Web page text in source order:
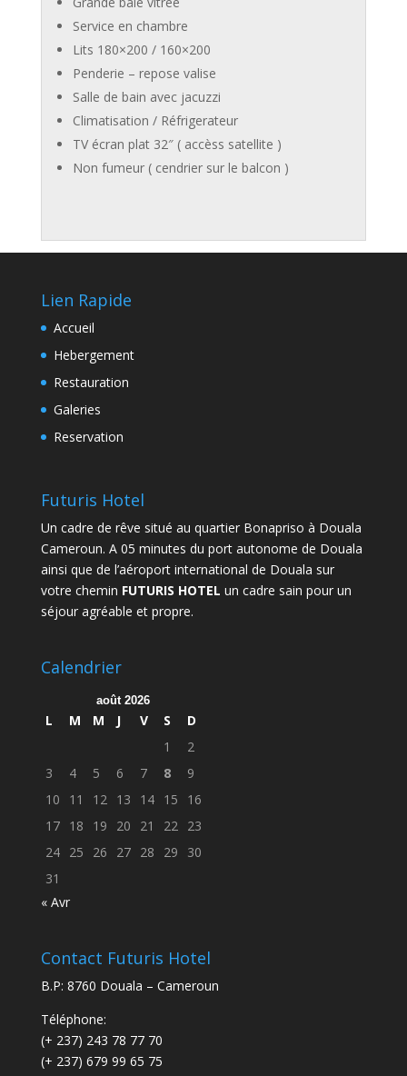
Service en chambre
Lits 180×200 / 160×200
Penderie – repose valise
Salle de bain avec jacuzzi
Climatisation / Réfrigerateur
TV écran plat 32″ ( accèss satellite )
Non fumeur ( cendrier sur le balcon )
Lien Rapide
Accueil
Hebergement
Restauration
Galeries
Reservation
Futuris Hotel
Un cadre de rêve situé au quartier Bonapriso à Douala
Cameroun. A 05 minutes du port autonome de Douala
ainsi que de l’aéroport international de Douala sur
votre chemin FUTURIS HOTEL un cadre sain pour un
séjour agréable et propre.
Calendrier
août 2026
L M M J V S
D
1
2
3
4 5 6 7 8
9
10
11 12 13 14 15
16
17 18 19 20 21 22
23
24 25 26 27 28 29
30
31
« Avr
Contact Futuris Hotel
B.P: 8760 Douala – Cameroun
Téléphone:
(+ 237) 243 78 77 70
(+ 237) 679 99 65 75